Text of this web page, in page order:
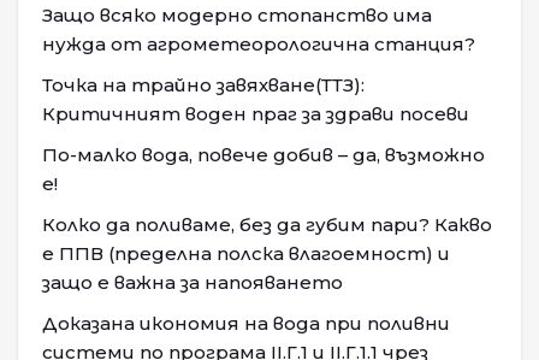
Защо всяко модерно стопанство има
нужда от агрометеорологична станция?
Точка на трайно завяхване(ТТЗ):
Критичният воден праг за здрави посеви
По-малко вода, повече добив – да, възможно
е!
Колко да поливаме, без да губим пари? Какво
е ППВ (пределна полска влагоемност) и
защо е важна за напояването
Доказана икономия на вода при поливни
системи по програма II.Г.1 и II.Г.1.1 чрез